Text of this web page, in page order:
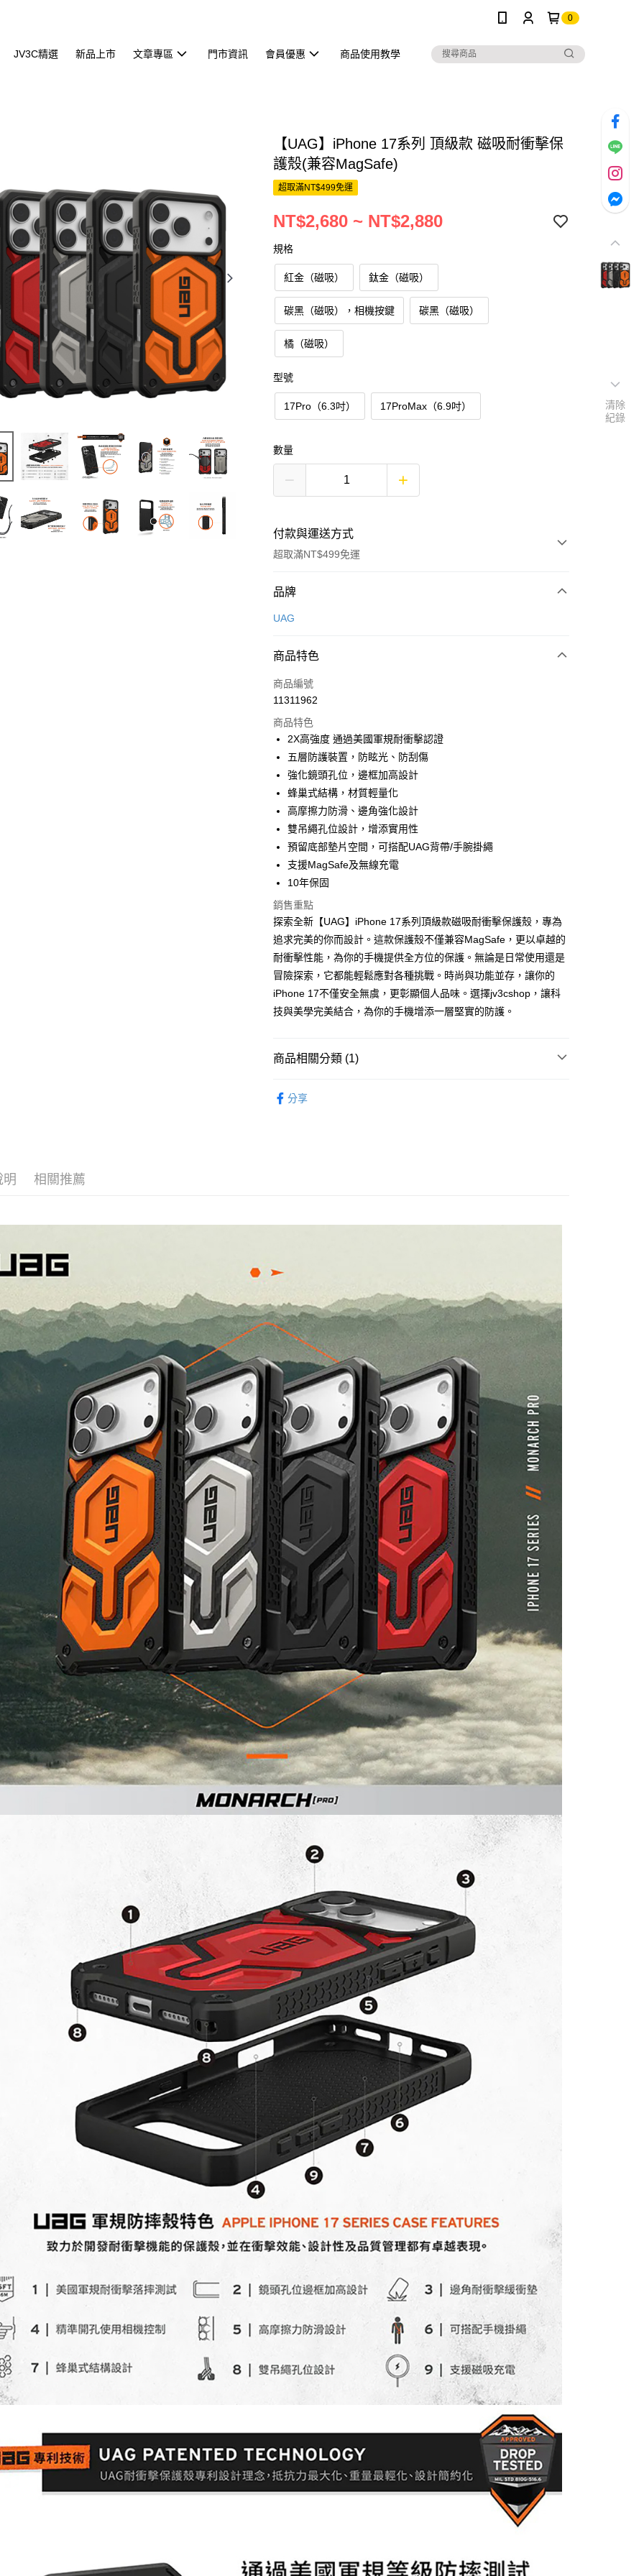
0
JV3C精選 新品上市 文章專區 門市資訊 會員優惠 商品使用教學
【UAG】iPhone 17系列 頂級款 磁吸耐衝擊保
護殼(兼容MagSafe)
超取滿NT$499免運
NT$2,680 ~ NT$2,880
規格
紅金（磁吸） 鈦金（磁吸）
碳黑（磁吸），相機按鍵 碳黑（磁吸）
橘（磁吸）
型號
17Pro（6.3吋） 17ProMax（6.9吋）
數量
付款與運送方式
超取滿NT$499免運
付款方式
信用卡一次付款
Apple Pay
街口支付
AFTEE先享後付
【關於「AFTEE先享後付」】
AFTEE先享後付是「在收到商品之後才付款」的支付方式。 讓您購物簡單
便利好安心！
２．便利：只要手機號碼，簡訊認證，即可結帳。
３．安心：先確認商品／服務後，再付款。
【「AFTEE先享後付」結帳流程】
１．於結帳方式選擇「AFTEE先享後付」後，將跳轉至「AFTEE先享後
付」結帳頁面，進行簡訊認證並確認金額後，即可完成結帳。
２．訂單成立數日內，您將收到繳費通知簡訊。
３．收到繳費通知簡訊後14天內，點擊此簡訊中的連結，可透過四大超商
／ATM／網路銀行／等多元方式進行付款，方視為交易完成。
絡購買商品的店家。未經商家同意取消之訂單仍視為有效，需透過AFTEE
先享後付繳納相關費用。
※ 交易是否成功請以「AFTEE先享後付 」之結帳頁面顯示為準，若有關於
是否繳費成功／繳費後需取消欲退款等相關疑問，請聯繫「AFTEE先享後
付客戶支援中心」https://netprotections.freshdesk.com/support/home
１．透過由恩沛科技股份有限公司提供之「AFTEE先享後付」服務完成之
交易，需依本服務之必要範圍內提供個人資料，並將交易相關給付款項請
２．關於個人資料處理事宜，請瀏覽以下網址：
https://aftee.tw/terms/#terms3
ATM付款
全家取貨付款
每筆NT$60，滿NT$499(含以上)免運費
付款後全家取貨
7-11取貨付款
每筆NT$60，滿NT$499(含以上)免運費
品牌
UAG
商品特色
商品編號
11311962
商品特色
2X高強度 通過美國軍規耐衝擊認證
五層防護裝置，防眩光、防刮傷
強化鏡頭孔位，邊框加高設計
蜂巢式結構，材質輕量化
高摩擦力防滑、邊角強化設計
雙吊繩孔位設計，增添實用性
預留底部墊片空間，可搭配UAG背帶/手腕掛繩
支援MagSafe及無線充電
10年保固
銷售重點
探索全新【UAG】iPhone 17系列頂級款磁吸耐衝擊保護殼，專為
追求完美的你而設計。這款保護殼不僅兼容MagSafe，更以卓越的
耐衝擊性能，為你的手機提供全方位的保護。無論是日常使用還是
冒險探索，它都能輕鬆應對各種挑戰。時尚與功能並存，讓你的
iPhone 17不僅安全無虞，更彰顯個人品味。選擇jv3cshop，讓科
技與美學完美結合，為你的手機增添一層堅實的防護。
商品相關分類 (1)
分享
明 相關推薦
清除
紀錄